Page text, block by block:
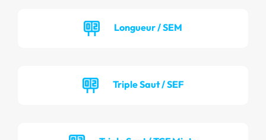
Longueur / SEM
Triple Saut / SEF